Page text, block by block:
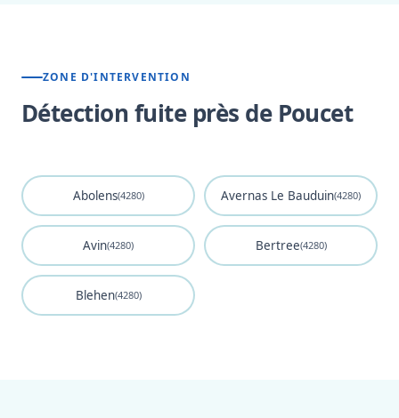
ZONE D'INTERVENTION
Détection fuite près de Poucet
Abolens(4280) Avernas Le Bauduin(4280)
Avin(4280) Bertree(4280)
Blehen(4280)